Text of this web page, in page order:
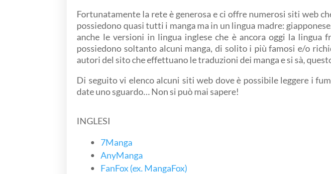
Fortunatamente la rete è generosa e ci offre numerosi siti web
possiedono quasi tutti i manga ma in un lingua madre:
anche le versioni in lingua inglese che è ancora oggi la
possiedono soltanto alcuni manga, di solito i più famosi e/o
autori del sito che effettuano le traduzioni dei manga e si sà,
Di seguito vi elenco alcuni siti web dove è possibile leggere i
date uno sguardo… Non si può mai sapere!
INGLESI
7Manga
AnyManga
FanFox (ex. MangaFox)